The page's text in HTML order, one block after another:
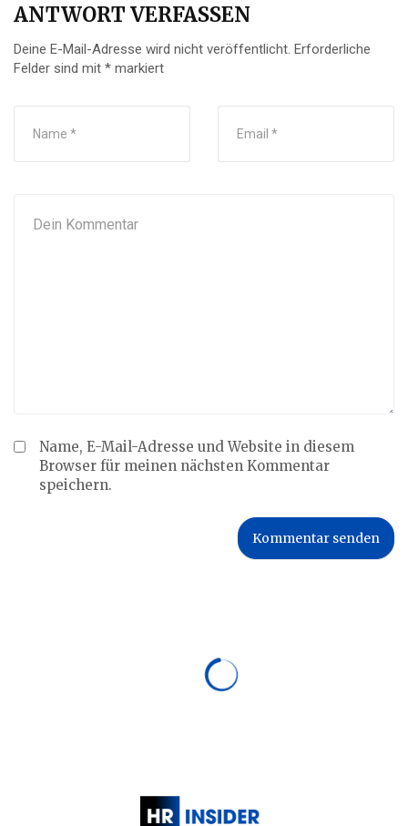
ANTWORT VERFASSEN
Deine E-Mail-Adresse wird nicht veröffentlicht. Erforderliche
Felder sind mit * markiert
Name, E-Mail-Adresse und Website in diesem
Browser für meinen nächsten Kommentar
speichern.